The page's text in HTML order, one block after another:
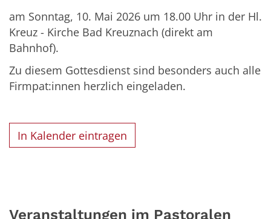
am Sonntag, 10. Mai 2026 um 18.00 Uhr in der Hl.
Kreuz - Kirche Bad Kreuznach (direkt am
Bahnhof).
Zu diesem Gottesdienst sind besonders auch alle
Firmpat:innen herzlich eingeladen.
In Kalender eintragen
Veranstaltungen im Pastoralen